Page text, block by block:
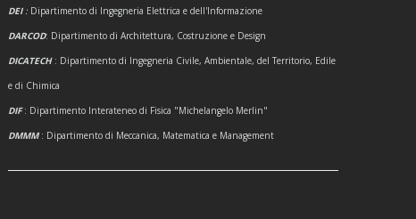
DEI : Dipartimento di Ingegneria Elettrica e dell'Informazione
DARCOD: Dipartimento di Architettura, Costruzione e Design
DICATECH : Dipartimento di Ingegneria Civile, Ambientale, del Territorio, Edile
e di Chimica
DIF: Dipartimento Interateneo di Fisica "Michelangelo Merlin"
DMMM: Dipartimento di Meccanica, Matematica e Management